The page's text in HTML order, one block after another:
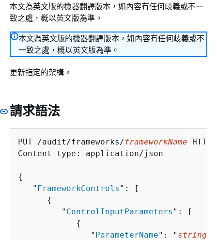
本文為英文版的機器翻譯版本，如內容有任何歧義或不一
致之處，概以英文版為準。
本文為英文版的機器翻譯版本，如內容有任何歧義或不
一致之處，概以英文版為準。
更新指定的架構。
請求語法
PUT /audit/frameworks/frameworkName
Content-type: application/json
{
   "
FrameworkControls ": [
{
         "
ControlInputParameters ": [
{
               "
ParameterName": " string